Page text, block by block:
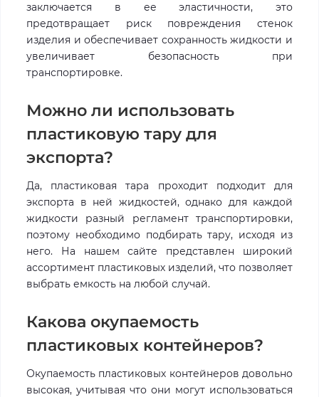
заключается в ее эластичности, это
предотвращает риск повреждения стенок
изделия и обеспечивает сохранность жидкости и
увеличивает безопасность при
транспортировке.
Можно ли использовать
пластиковую тару для
экспорта?
Да, пластиковая тара проходит подходит для
экспорта в ней жидкостей, однако для каждой
жидкости разный регламент транспортировки,
поэтому необходимо подбирать тару, исходя из
него. На нашем сайте представлен широкий
ассортимент пластиковых изделий, что позволяет
выбрать емкость на любой случай.
Какова окупаемость
пластиковых контейнеров?
Окупаемость пластиковых контейнеров довольно
высокая, учитывая что они могут использоваться